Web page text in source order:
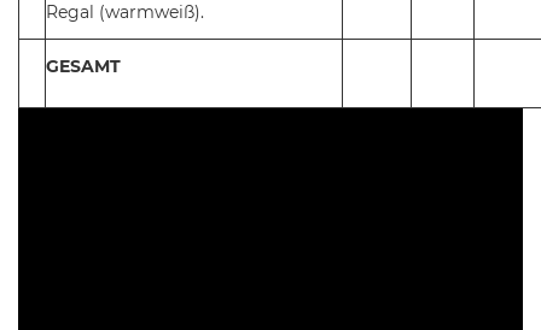
Regal (warmweiß).
GESAMT